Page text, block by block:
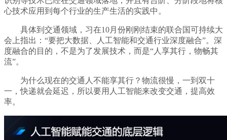
心技术应用到每个行业的生产生活的实践中。
具体到交通领域，习在10月份刚刚结束的联合国可持续大
会上指出：“要把大数据、人工智能和交通行业深度融合”。深
度融合的目的，不是为了发展技术，而是“人享其行，物畅其
流”。
为什么现在的交通人不能享其行？物流很慢，一到双十
一，快递就会延迟，所以要用人工智能来改变交通，提高效
率。